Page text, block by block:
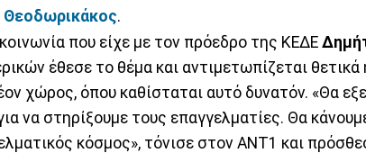
Θεοδωρικάκος.
που είχε με τον πρόεδρο της ΚΕΔΕ
έθεσε το θέμα και αντιμετωπίζεται
χώρος, όπου καθίσταται αυτό δυνατόν. «Θα
να στηρίξουμε τους επαγγελματίες. Θα
κόσμος», τόνισε στον ΑΝΤ1 και